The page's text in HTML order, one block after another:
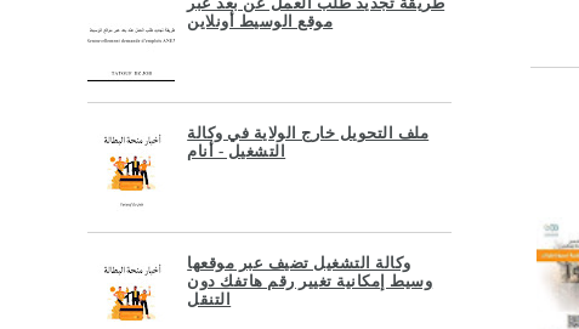
موقع الوسيط أونلاين
ملف التحويل خارج الولاية في وكالة
التشغيل - أنام
وكالة التشغيل تضيف عبر موقعها
وسيط إمكانية تغيير رقم هاتفك دون
التنقل